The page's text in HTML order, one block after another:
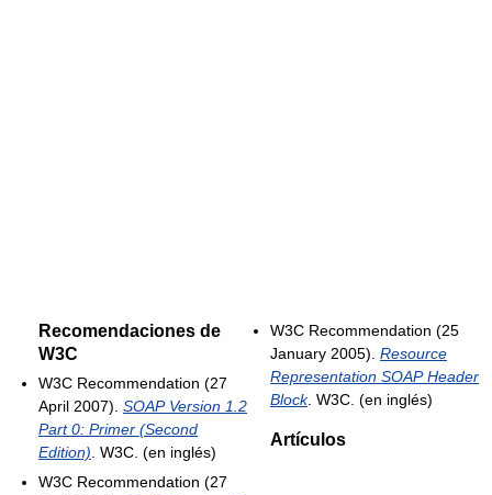
Recomendaciones de
W3C
W3C Recommendation (27
April 2007). SOAP Version 1.2
Part 0: Primer (Second
Edition). W3C. (en inglés)
W3C Recommendation (27
W3C Recommendation (25
January 2005). Resource
Representation SOAP Header
Block. W3C. (en inglés)
Artículos